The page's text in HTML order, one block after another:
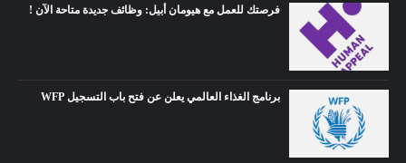
فرصتك للعمل مع هيومان أبيل: وظائف جديدة متاحة الآن !
برنامج الغذاء العالمي يعلن عن فتح باب التسجيل WFP